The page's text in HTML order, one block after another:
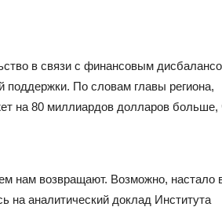
в связи с финансовым
По словам главы региона,
на 80 миллиардов долларов больше,
нам возвращают. Возможно, настало
аналитический доклад Института